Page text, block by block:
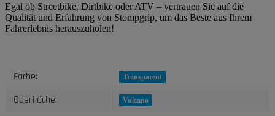
Egal ob Streetbike, Dirtbike oder ATV – vertrauen Sie auf die
Qualität und Erfahrung von Stompgrip, um das Beste aus Ihrem
Fahrerlebnis herauszuholen!
Produkteigenschaft
Wert
Farbe: Transparent
Oberfläche: Vulcano